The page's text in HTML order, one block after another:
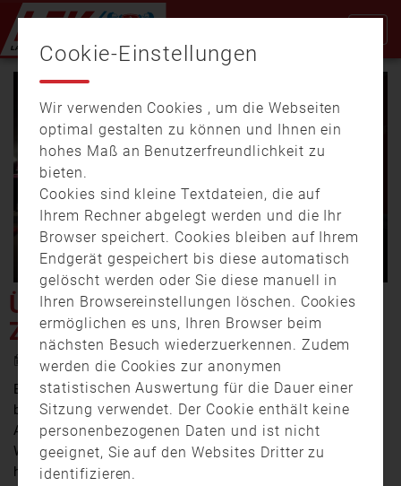
Video
ÜBUNG IN COBURG:
ZUGUNGLÜCK IM TUNNEL
28. Oktober 2024 14:22
Ein Sabotageakt, ein Zug entgleist in einem Bahntunnel
bei Coburg. Es gibt Tote und Verletzte. Das ist das
Ausgangsszenario einer Katastrophenübung, an der am
Wochenende insgesamt 700 Personen teilgenommen
haben.
Cookie-Einstellungen
Wir verwenden Cookies , um die Webseiten
optimal gestalten zu können und Ihnen ein
hohes Maß an Benutzerfreundlichkeit zu
bieten.
Cookies sind kleine Textdateien, die auf
Ihrem Rechner abgelegt werden und die Ihr
Browser speichert. Cookies bleiben auf Ihrem
Endgerät gespeichert bis diese automatisch
gelöscht werden oder Sie diese manuell in
Ihren Browsereinstellungen löschen. Cookies
ermöglichen es uns, Ihren Browser beim
nächsten Besuch wiederzuerkennen. Zudem
werden die Cookies zur anonymen
statistischen Auswertung für die Dauer einer
Sitzung verwendet. Der Cookie enthält keine
personenbezogenen Daten und ist nicht
geeignet, Sie auf den Websites Dritter zu
identifizieren.